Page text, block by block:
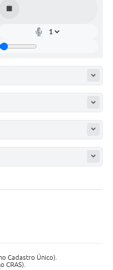
Cadastro Único).
CRAS).